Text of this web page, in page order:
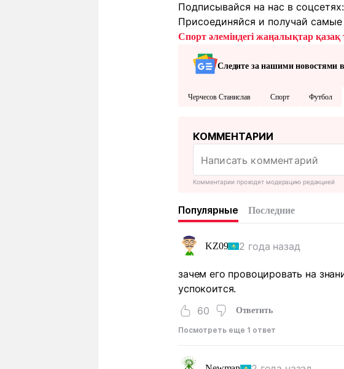
Подписывайся на нас в соцсетях:
Присоединяйся и получай
Спорт әлеміндегі жаңалықтар қазақ
Следите за нашими новостями в
Черчесов Станислав Спорт Футбол
КОММЕНТАРИИ
Комментарии проходят модерацию редакцией
Популярные Последние
KZ09 2 года назад
зачем его провоцировать на
успокоится.
60
Ответить
Посмотреть еще 1 ответ